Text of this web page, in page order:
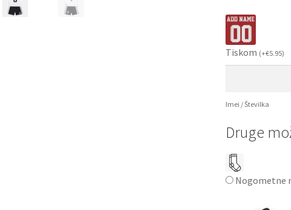
Tiskom (+€5.95)
Imei / Številka
Druge
Nogometne